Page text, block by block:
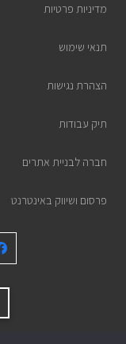
מדיניות פרטיות
תנאי שימוש
הצהרת נגישות
תיק עבודות
חברה לבניית אתרים
פרסום ושיווק באינטרנט